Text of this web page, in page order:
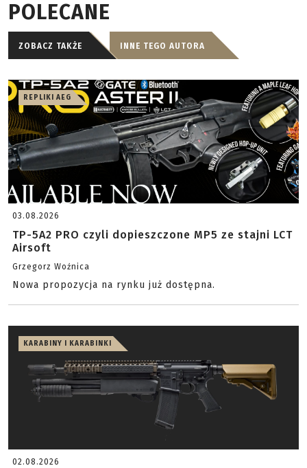
POLECANE
ZOBACZ TAKŻE INNE TEGO AUTORA
REPLIKI AEG
03.08.2026
TP-5A2 PRO czyli dopieszczone MP5 ze stajni LCT
Airsoft
Grzegorz Woźnica
Nowa propozycja na rynku już dostępna.
KARABINY I KARABINKI
02.08.2026